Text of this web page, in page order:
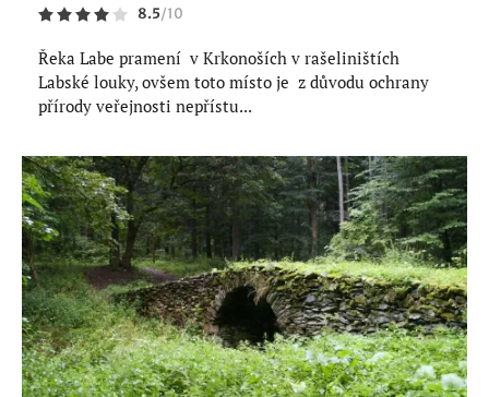
8.5/10
Řeka Labe pramení v Krkonoších v rašeliništích
Labské louky, ovšem toto místo je z důvodu ochrany
přírody veřejnosti nepřístu...